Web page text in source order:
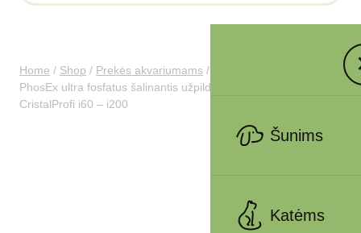
Šunims
Katėms
Home / Shop / Prekės akvariumams /
PhosEx ultra fosfatus šalinantis užpildas vidiniams filtrams
CristalProfi i60 – i200